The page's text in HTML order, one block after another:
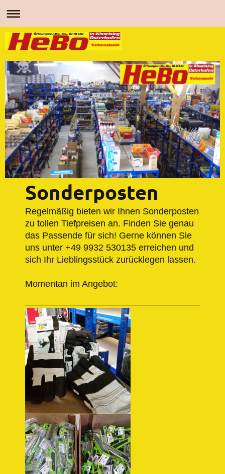
Sonderposten
Regelmäßig bieten wir Ihnen Sonderposten
zu tollen Tiefpreisen an. Finden Sie genau
das Passende für sich! Gerne können Sie
uns unter +49 9932 530135 erreichen und
sich Ihr Lieblingsstück zurücklegen lassen.
Momentan im Angebot: